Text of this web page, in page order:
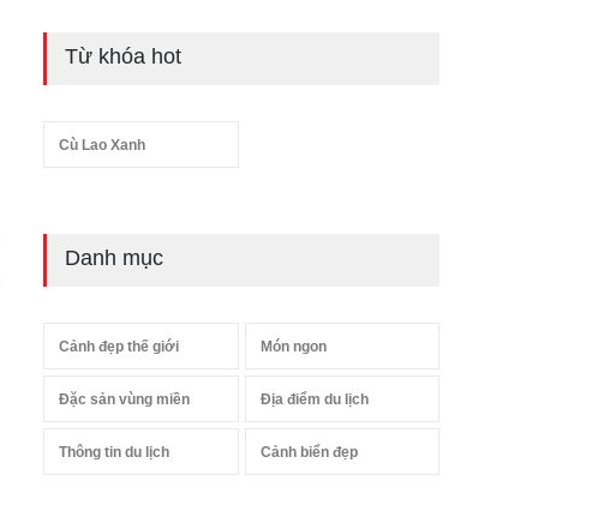
Từ khóa hot
Cù Lao Xanh
Danh mục
Cảnh đẹp thế giới Món ngon
Đặc sản vùng miền Địa điểm du lịch
Thông tin du lịch Cảnh biển đẹp